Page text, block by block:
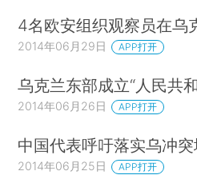
4名欧安组织观察员在乌
2014年06月29日 APP打开
乌克兰东部成立“人民共
2014年06月26日 APP打开
中国代表呼吁落实乌冲
2014年06月25日 APP打开